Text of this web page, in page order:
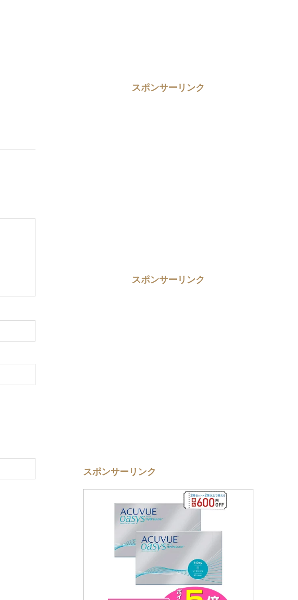
スポンサーリンク
スポンサーリンク
スポンサーリンク